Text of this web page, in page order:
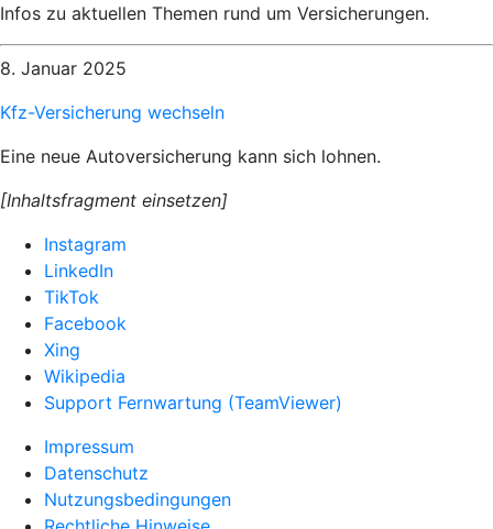
Infos zu aktuellen Themen rund um Versicherungen.
8. Januar 2025
Kfz-Versicherung wechseln
Eine neue Autoversicherung kann sich lohnen.
[Inhaltsfragment einsetzen]
Instagram
LinkedIn
TikTok
Facebook
Xing
Wikipedia
Support Fernwartung (TeamViewer)
Impressum
Datenschutz
Nutzungsbedingungen